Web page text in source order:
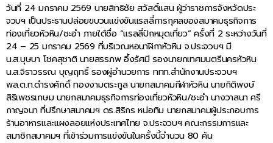
วันที่ 24 มกราคม 2569 นายสิทธิชัย สวัสดิ์แสน ผู้ว่าราชการจังหวัดประ
จวบฯ เป็นประธานปล่อยขบวนแข่งขันแรลลี่การกุศลของสมาคมธุรกิจการ
ท่องเที่ยวหัวหิน/ชะอำ ภายใต้ชื่อ “แรลลี่ปักหมุดเที่ยว” ครั้งที่ 2 ระหว่างวันที่
24 – 25 มกราคม 2569 ที่บริเวณหอนาฬิกาหัวหิน จ.ประจวบฯ มี
น.ส.บุษบา โชคสุชาติ นายสรรภพ อึ้งรัศมี รองนายกเทศมนตรีนครหัวหิน
น.ส.จิราวรรณ บุญฤทธิ์ รองผู่อำนวยการ ททท.สำนักงานประจวบฯ
พล.ต.ท.ดำรงศักดิ์ ทองงามตระกูล นายกสมาคมกีฬาหัวหิน นายกิติพงษ์
สิริเพชรเกษม นายกสมาคมธุรกิจการท่องเที่ยวหัวหิน/ชะอำ นางวาสนา ศรี
กาญจนา ที่ปรึกษาสมาคมฯ ดร.สิริกร หน่อทิม นายกสมาคมผู้ประกอบการ
ร้านอาหารและแผงลอยแห่งประเทศไทย จ.ประจวบฯ คณะกรรมการและ
สมาชิกสมาคมฯ ที่เข้าร่วมการแข่งขันในครั้งนี้จำนวน 80 คัน